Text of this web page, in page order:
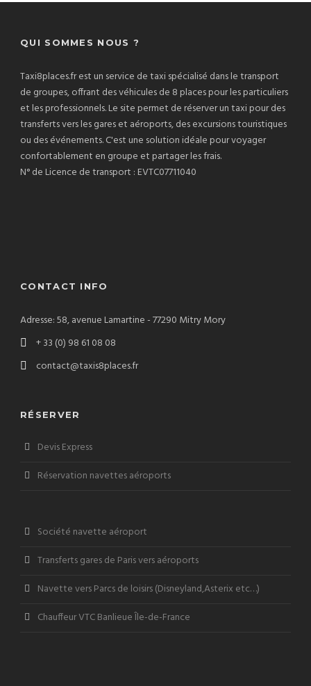
QUI SOMMES NOUS ?
Taxi8places.fr est un service de taxi spécialisé dans le transport
de groupes, offrant des véhicules de 8 places pour les particuliers
et les professionnels. Le site permet de réserver un taxi pour des
transferts vers les gares et aéroports, des excursions touristiques
ou des événements. C'est une solution idéale pour voyager
confortablement en groupe et partager les frais.
N° de Licence de transport : EVTC07711040
CONTACT INFO
Adresse: 58, avenue Lamartine - 77290 Mitry Mory
+ 33 (0) 98 61 08 08
contact@taxis8places.fr
RÉSERVER
Devis Express
Réservation navettes aéroports
Société navette aéroport
Transferts gares de Paris vers aéroports
Navette vers Parcs de loisirs (Disneyland,Asterix etc…)
Chauffeur VTC Banlieue Île-de-France